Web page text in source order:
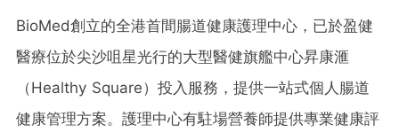
BioMed創立的全港首間腸道健康護理中心，已於盈健
醫療位於尖沙咀星光行的大型醫健旗艦中心昇康滙
（Healthy Square）投入服務，提供一站式個人腸道
健康管理方案。護理中心有駐場營養師提供專業健康評